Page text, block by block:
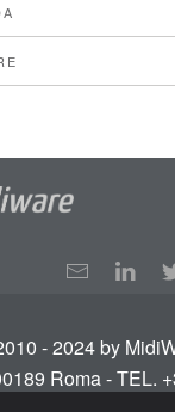
- 2024 by
Roma - TEL.